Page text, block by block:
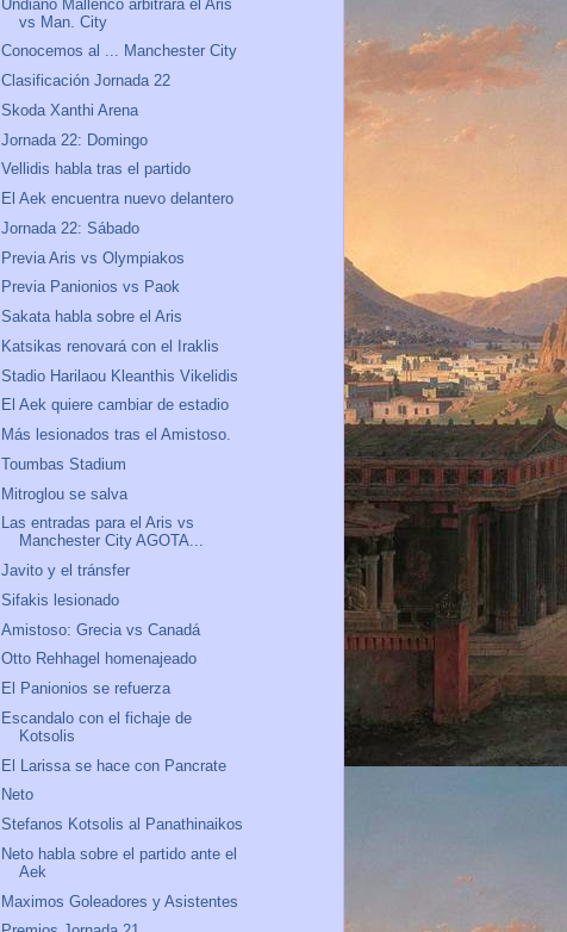
Undiano Mallenco arbitrará el Aris
vs Man. City
Conocemos al ... Manchester City
Clasificación Jornada 22
Skoda Xanthi Arena
Jornada 22: Domingo
Vellidis habla tras el partido
El Aek encuentra nuevo delantero
Jornada 22: Sábado
Previa Aris vs Olympiakos
Previa Panionios vs Paok
Sakata habla sobre el Aris
Katsikas renovará con el Iraklis
Stadio Harilaou Kleanthis Vikelidis
El Aek quiere cambiar de estadio
Más lesionados tras el Amistoso.
Toumbas Stadium
Mitroglou se salva
Las entradas para el Aris vs
Manchester City AGOTA...
Javito y el tránsfer
Sifakis lesionado
Amistoso: Grecia vs Canadá
Otto Rehhagel homenajeado
El Panionios se refuerza
Escandalo con el fichaje de
Kotsolis
El Larissa se hace con Pancrate
Neto
Stefanos Kotsolis al Panathinaikos
Neto habla sobre el partido ante el
Aek
Maximos Goleadores y Asistentes